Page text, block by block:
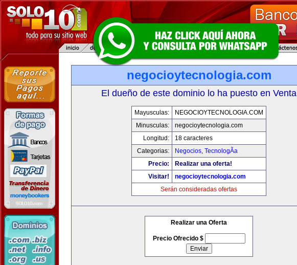
negocioytecnologia.com
El dueño de este dominio lo ha puesto en Venta
Mayusculas:
NEGOCIOYTECNOLOGIA.COM
Minusculas:
negocioytecnologia.com
Longitud:
18 caracteres
Categorias:
Negocios, TecnologÃ­a
Precio:
Realizar una oferta!
Visitar!
negocioytecnologia.com
Serán consideradas ofertas
Realizar una Oferta
Precio Ofrecido $